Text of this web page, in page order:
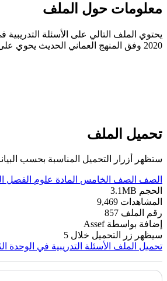
معلومات حول الملف
يحتوي الملف التالي على الأسئلة
2020 وفق المنهج العماني الحديث يحوي على مجموعة من الأسئلة الهامة للامتحان ، تحميل مباشر
تحميل الملف
ستظهر أزرار التحميل المناسبة بحسب
الصف الصف الخامس المادة علوم الفصل
الحجم 3.1MB
المشاهدات 9,469
رقم الملف 857
إضافة بواسطة Assef
سيظهر زر التحميل خلال 5
تحميل الملف الأسئلة التدريبية في الوحدة